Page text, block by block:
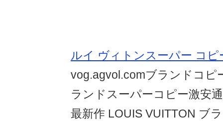
ルイ ヴィトンスーパー コピ
vog.agvol.comブランドコピ
ランドスーパーコピー激安
最新作 LOUIS VUITTON ブ